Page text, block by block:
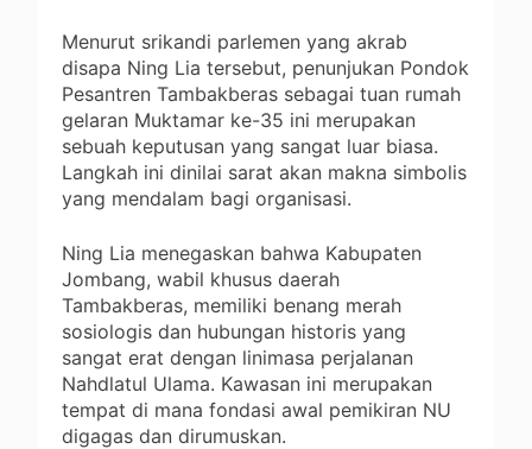
Menurut srikandi parlemen yang akrab
disapa Ning Lia tersebut, penunjukan Pondok
Pesantren Tambakberas sebagai tuan rumah
gelaran Muktamar ke-35 ini merupakan
sebuah keputusan yang sangat luar biasa.
Langkah ini dinilai sarat akan makna simbolis
yang mendalam bagi organisasi.
Ning Lia menegaskan bahwa Kabupaten
Jombang, wabil khusus daerah
Tambakberas, memiliki benang merah
sosiologis dan hubungan historis yang
sangat erat dengan linimasa perjalanan
Nahdlatul Ulama. Kawasan ini merupakan
tempat di mana fondasi awal pemikiran NU
digagas dan dirumuskan.